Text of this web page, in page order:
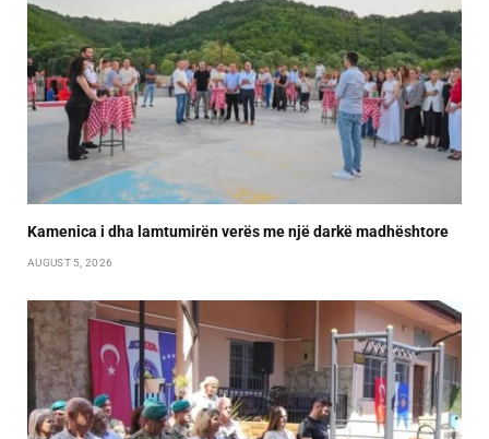
Kamenica i dha lamtumirën verës me një darkë madhështore
AUGUST 5, 2026